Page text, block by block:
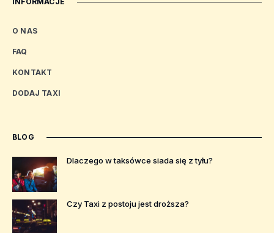
O NAS
FAQ
KONTAKT
DODAJ TAXI
BLOG
Dlaczego w taksówce siada się z tyłu?
Czy Taxi z postoju jest droższa?